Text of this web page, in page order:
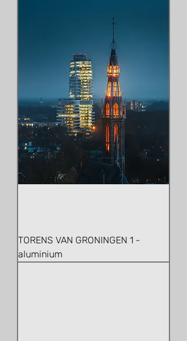
TORENS VAN GRONINGEN 1 -
aluminium